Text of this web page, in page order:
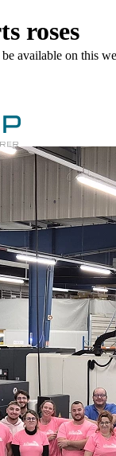
available on this
roses